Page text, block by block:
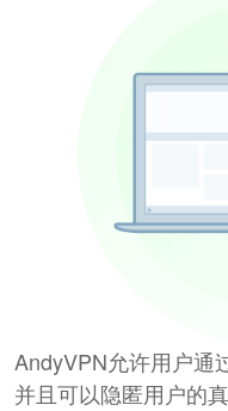
AndyVPN允许用户通
并且可以隐匿用户的